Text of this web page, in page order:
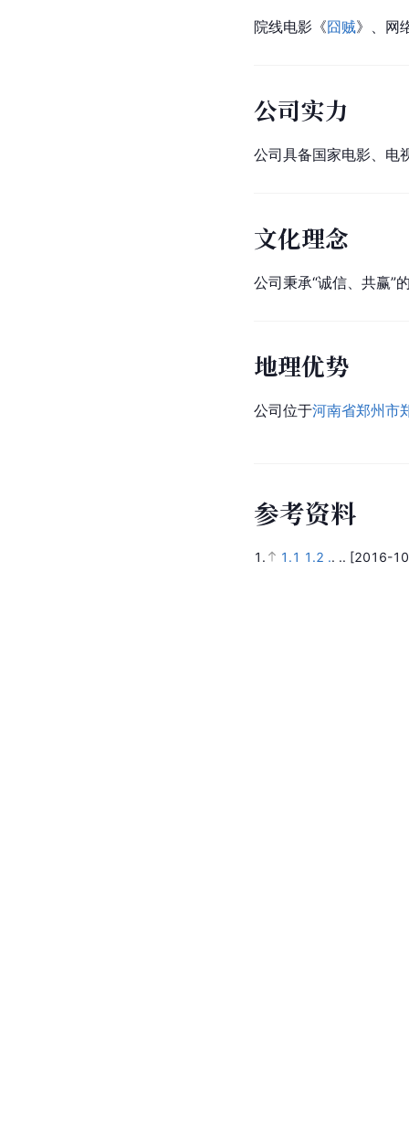
院线电影《囧贼》、网
公司实力
公司具备国家电影、电
文化理念
公司秉承“诚信、共赢”
地理优势
公司位于河南省郑州市
参考资料
1. 1.1 1.2 .. .. [2016-